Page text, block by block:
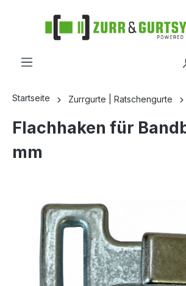
springen
Startseite Zurrgurte | Ratschengurte
Flachhaken für
mm
Bildergalerie überspringen